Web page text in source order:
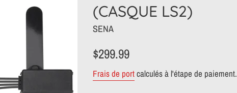
(CASQUE LS2)
SENA
Prix
$299.99
Frais de portcalculés à l'étape de paiement.